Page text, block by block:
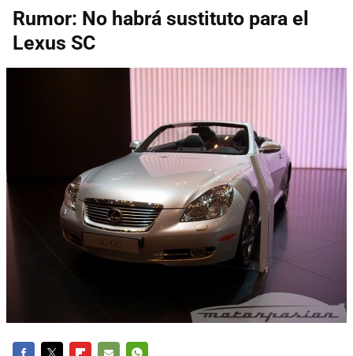
Rumor: No habrá sustituto para el
Lexus SC